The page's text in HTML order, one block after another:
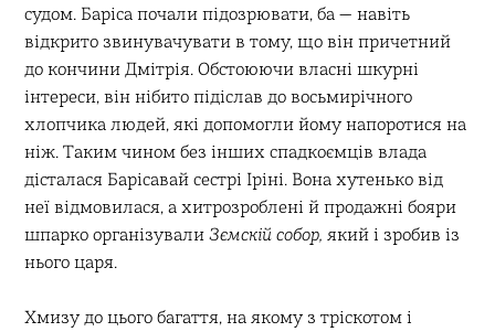
судом. Баріса почали підозрювати, ба — навіть
відкрито звинувачувати в тому, що він причетний
до кончини Дмітрія. Обстоюючи власні шкурні
інтереси, він нібито підіслав до восьмирічного
хлопчика людей, які допомогли йому напоротися на
ніж. Таким чином без інших спадкоємців влада
дісталася Барісавай сестрі Іріні. Вона хутенько від
неї відмовилася, а хитрозроблені й продажні бояри
шпарко організувалиЗємскій собор, який і зробив із
нього царя.
Хмизу до цього багаття, на якому з тріскотом і